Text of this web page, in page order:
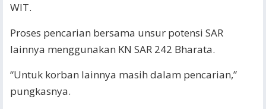
WIT.
Proses pencarian bersama unsur potensi SAR
lainnya menggunakan KN SAR 242 Bharata.
“Untuk korban lainnya masih dalam pencarian,”
pungkasnya.